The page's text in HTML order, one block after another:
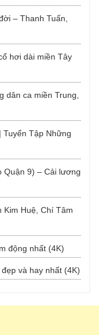
– Thanh Tuấn,
hơi dài miền Tây
dân ca miền Trung,
Tuyển Tập Những
Quận 9) – Cải lương
Kim Huệ, Chí Tâm
động nhất (4K)
và hay nhất (4K)